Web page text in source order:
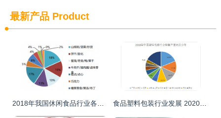
最新产品 Product